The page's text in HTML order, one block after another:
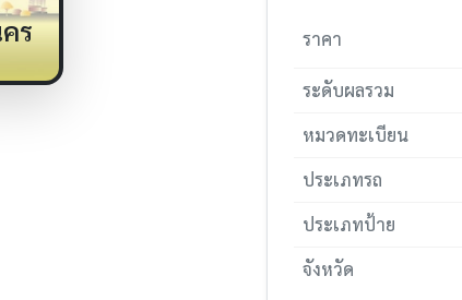
ร ราคา
ระดับผลรวม
หมวดทะเบียน
ประเภทรถ
ประเภทป้าย
จังหวัด